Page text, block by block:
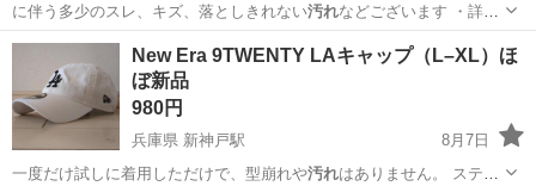
に伴う多少のスレ、キズ、落としきれない汚れなどございます ・詳細
は現地でご確認…
神奈川 横浜市
New Era 9TWENTY LAキャップ（L–XL）ほ
ぼ新品
980円
兵庫県 新神戸駅
8月7日
一度だけ試しに着用しただけで、型崩れや汚れはありません。 ステッ